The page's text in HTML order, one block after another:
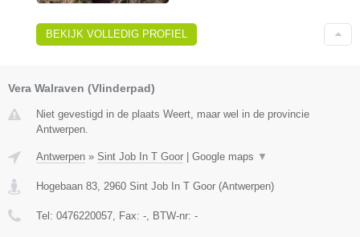
BEKIJK VOLLEDIG PROFIEL
Vera Walraven (Vlinderpad)
Niet gevestigd in de plaats Weert, maar wel in de provincie
Antwerpen.
Antwerpen » Sint Job In T Goor | Google maps ▼
Hogebaan 83 2960 Sint Job In T Goor (Antwerpen)
Tel: 0476220057 , Fax: - , BTW-nr: -